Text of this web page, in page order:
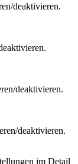
deaktivieren.
deaktivieren.
deaktivieren.
im Detail